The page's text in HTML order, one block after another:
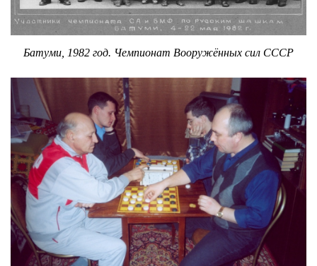
Батуми, 1982 год. Чемпионат Вооружённых сил СССР